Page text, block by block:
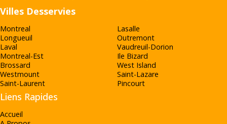
Villes Desservies
Montreal
Longueuil
Laval
Montreal-Est
Brossard
Westmount
Saint-Laurent
Lasalle
Outremont
Vaudreuil-Dorion
Ile Bizard
West Island
Saint-Lazare
Pincourt
Liens Rapides
Accueil